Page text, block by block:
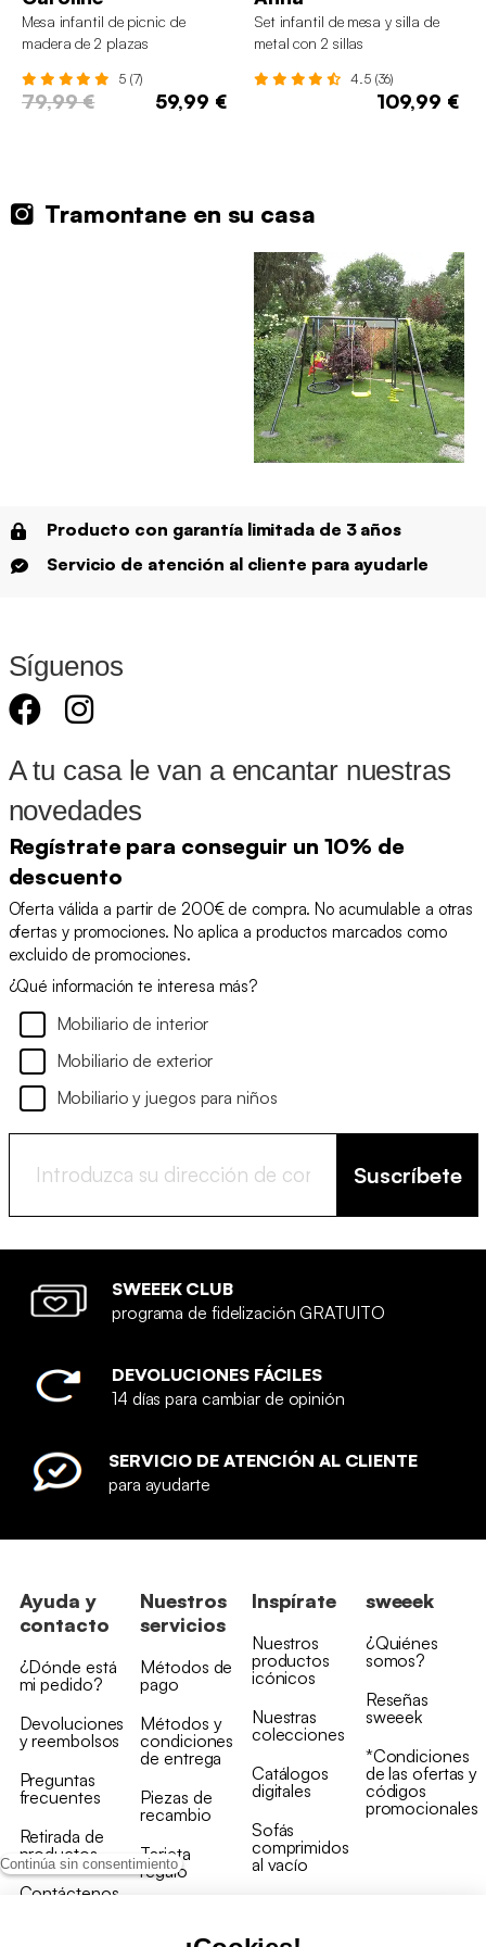
Continúa sin consentimiento
Mesa infantil de picnic de
madera de 2 plazas
5 (7)
79,99 € 59,99 €
Set infantil de mesa y silla de
metal con 2 sillas
4.5 (36)
109,99 €
Tramontane en su casa
Producto con garantía limitada de 3 años
Servicio de atención al cliente para ayudarle
Síguenos
A tu casa le van a encantar nuestras
novedades
Regístrate para conseguir un 10% de
descuento
Oferta válida a partir de 200€ de compra. No acumulable a otras
ofertas y promociones. No aplica a productos marcados como
excluido de promociones.
¿Qué información te interesa más?
Mobiliario de interior
Mobiliario de exterior
Mobiliario y juegos para niños
Suscríbete
SWEEEK CLUB
programa de fidelización GRATUITO
DEVOLUCIONES FÁCILES
14 días para cambiar de opinión
SERVICIO DE ATENCIÓN AL CLIENTE
para ayudarte
Ayuda y
contacto
¿Dónde está
mi pedido?
Devoluciones
y reembolsos
Preguntas
frecuentes
Retirada de
productos
Contáctenos
Nuestros
servicios
Métodos de
pago
Métodos y
condiciones
de entrega
Piezas de
recambio
Tarjeta
regalo
Inspírate
Nuestros
productos
icónicos
Nuestras
colecciones
Catálogos
digitales
Sofás
comprimidos
al vacío
sweeek
¿Quiénes
somos?
Reseñas
sweeek
*Condiciones
de las ofertas y
códigos
promocionales